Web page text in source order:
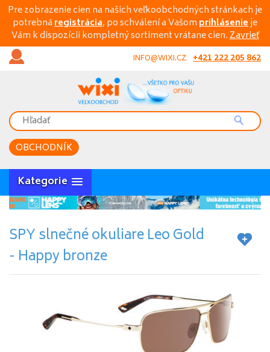
Pre zobrazenie cien na našich veľkoobchodných stránkach je
potrebnáregistrácia, po schválení a Vašom prihlásenieje
Vám k dispozícii kompletný sortiment vrátane cien.Zavrieť
INFO@WIXI.CZ +421 222 205 862
OBCHODNÍK
Kategorie
SPY slnečné okuliare Leo Gold
- Happy bronze